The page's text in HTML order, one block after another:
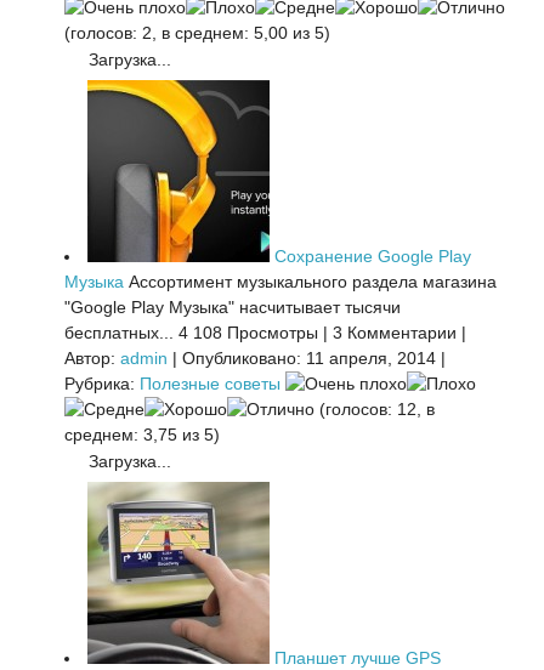
(голосов: 2, в среднем: 5,00 из 5)
Загрузка...
Сохранение Google Play
Музыка Ассортимент музыкального раздела магазина
"Google Play Музыка" насчитывает тысячи
бесплатных... 4 108 Просмотры | 3 Комментарии |
Автор: admin | Опубликовано: 11 апреля, 2014 |
Рубрика: Полезные советы
(голосов: 12, в
среднем: 3,75 из 5)
Загрузка...
Планшет лучше GPS